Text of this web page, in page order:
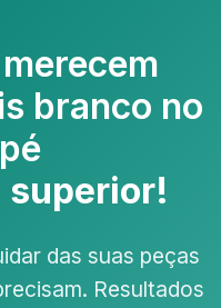
branco no
superior!
das suas peças
Resultados